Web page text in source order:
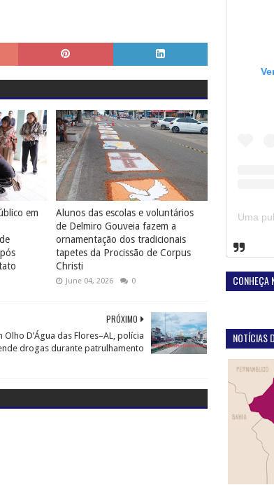
em
Alunos das escolas e voluntários
de Delmiro Gouveia fazem a
ornamentação dos tradicionais
tapetes da Procissão de Corpus
Christi
June 04, 2026 0
PRÓXIMO
Olho D’Água das Flores–AL, polícia
drogas durante patrulhamento
CONHEÇA
NOTÍCIAS